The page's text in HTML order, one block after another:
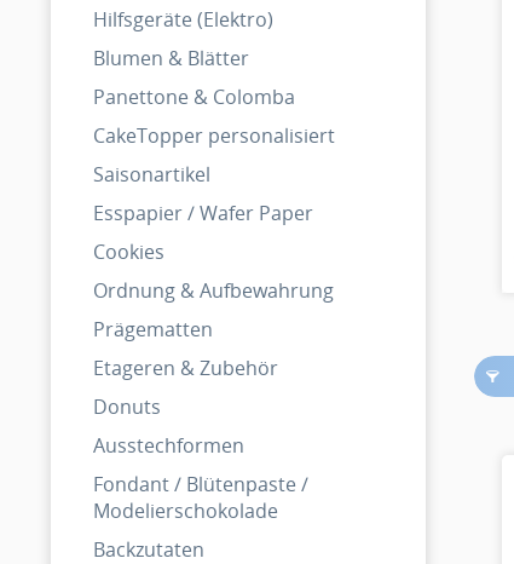
Hilfsgeräte (Elektro)
Blumen & Blätter
Panettone & Colomba
CakeTopper personalisiert
Saisonartikel
Esspapier / Wafer Paper
Cookies
Ordnung & Aufbewahrung
Prägematten
Etageren & Zubehör
Donuts
Ausstechformen
Fondant / Blütenpaste /
Modelierschokolade
Backzutaten